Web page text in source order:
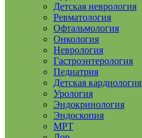
Детская неврология
Ревматология
Офтальмология
Онкология
Неврология
Гастроэнтерология
Педиатрия
Детская кардиология
Урология
Эндокринология
Эндоскопия
МРТ